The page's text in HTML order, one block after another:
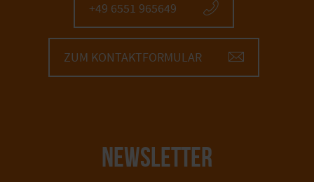
+49 6551 965649
ZUM KONTAKTFORMULAR
NEWSLETTER